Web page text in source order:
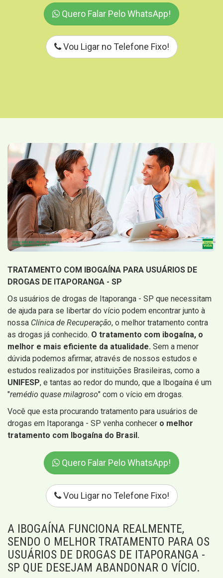
Quero Falar Pelo WhatsApp!
Vou Ligar no Telefone Fixo!
TRATAMENTO COM IBOGAÍNA PARA USUÁRIOS DE
DROGAS DE ITAPORANGA - SP
Os usuários de drogas de Itaporanga - SP que necessitam
de ajuda para se libertar do vício podem encontrar junto à
nossa Clínica de Recuperação, o melhor tratamento contra
as drogas já conhecido. O tratamento com ibogaína, o
melhor e mais eficiente da atualidade. Sem a menor
dúvida podemos afirmar, através de nossos estudos e
estudos realizados por instituições Brasileiras, como a
UNIFESP, e tantas ao redor do mundo, que a Ibogaína é um
"remédio quase milagroso" com o vício em drogas.
Você que esta procurando tratamento para usuários de
drogas em Itaporanga - SP venha conhecer o melhor
tratamento com Ibogaína do Brasil.
Quero Falar Pelo WhatsApp!
Vou Ligar no Telefone Fixo!
A IBOGAÍNA FUNCIONA REALMENTE,
SENDO O MELHOR TRATAMENTO PARA OS
USUÁRIOS DE DROGAS DE ITAPORANGA -
SP QUE DESEJAM ABANDONAR O VÍCIO.